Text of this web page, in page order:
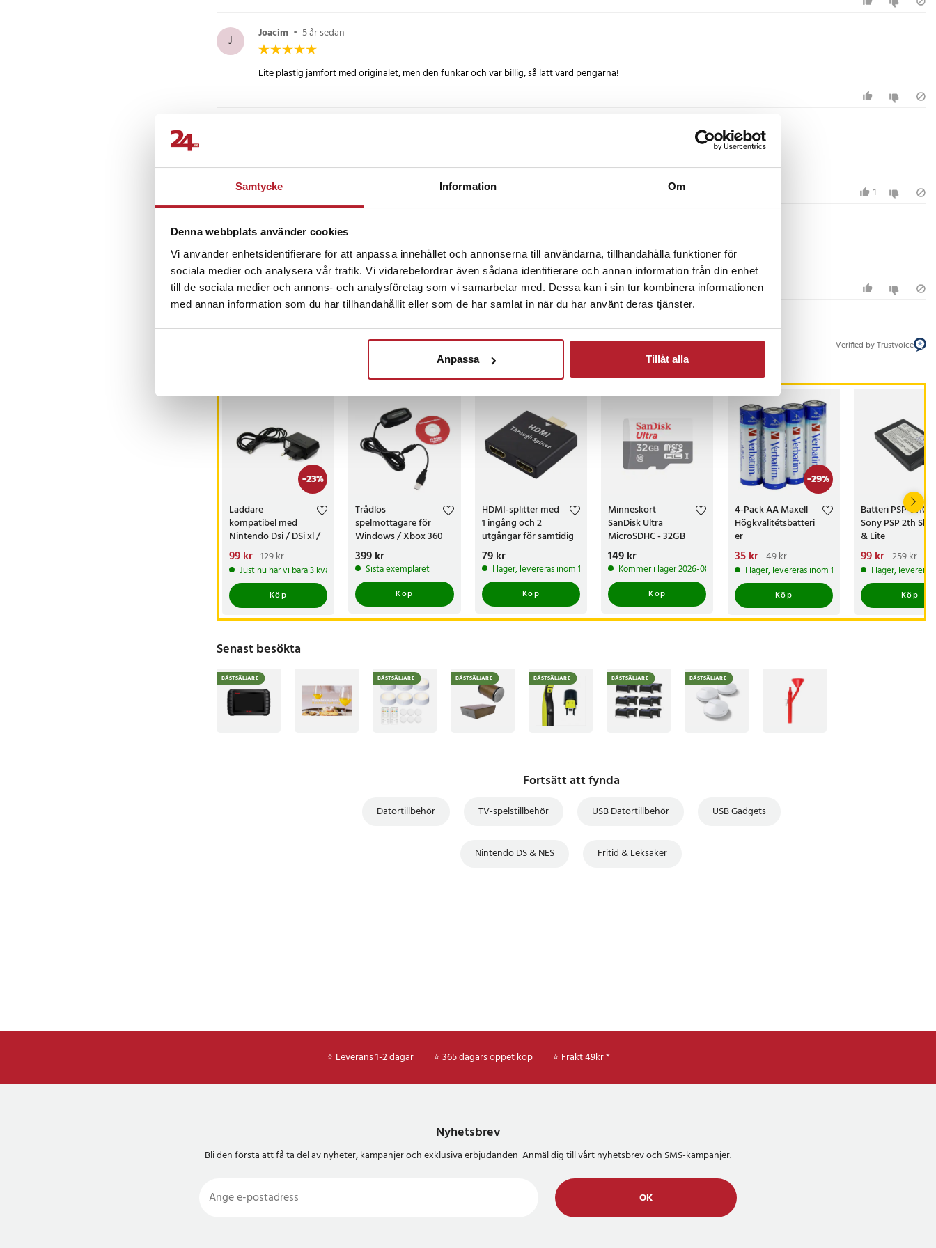
Samtycke Information Om
Denna webbplats använder cookies
Vi använder enhetsidentifierare för att anpassa innehållet och annonserna till användarna, tillhandahålla funktioner för
sociala medier och analysera vår trafik. Vi vidarebefordrar även sådana identifierare och annan information från din enhet
till de sociala medier och annons- och analysföretag som vi samarbetar med. Dessa kan i sin tur kombinera informationen
med annan information som du har tillhandahållit eller som de har samlat in när du har använt deras tjänster.
Anpassa Tillåt alla
J Joacim • 5 år sedan
Lite plastig jämfört med originalet, men den funkar och var billig, så lätt värd pengarna!
Kass, knapparna fungerar inte.
1
P Perra 6 år sedan
Funkar bra. Blev lite fel med leveransen bara men dom gjorde det bästa för att det kom fram. Rekommenderas
Verified by Trustvoice
-23%
Laddare
kompatibel med
Nintendo Dsi / DSi xl /
3DS / New 3DS XL
Nuvarande pris
99 krTidigare pris:
129 kr
99 kr 129 kr
Just nu har vi bara 3 kvar av denna produkt
Köp
Trådlös
spelmottagare för
Windows / Xbox 360
adapter
Pris:399 kr
399 kr
Sista exemplaret
Köp
HDMI-splitter med
1 ingång och 2
utgångar för samtidig
bildvisning
Pris:79 kr
79 kr
I lager, levereras inom 1-2 vardagar
Köp
Minneskort
SanDisk Ultra
MicroSDHC - 32GB
Pris :149 kr
149 kr
Kommer i lager 2026-08-14
Köp
-29%
4-Pack AA Maxell
Högkvalitétsbatteri
er
Nuvarande pris
35 krTidigare pris:49 kr
35 kr 49 kr
I lager, levereras inom 1-2 vardagar
Köp
Batteri PSP-S110
Sony PSP 2th Slim
& Lite
Nuvarande pris
99 krTidigare pris
259 kr
99 kr 259 kr
I lager,
Köp
Senast besökta
BÄSTSÄLJARE BÄSTSÄLJARE BÄSTSÄLJARE BÄSTSÄLJARE BÄSTSÄLJARE BÄSTSÄLJARE
Fortsätt att fynda
Datortillbehör TV-spelstillbehör USB Datortillbehör USB Gadgets
Nintendo DS & NES Fritid & Leksaker
⭐ Leverans 1-2 dagar ⭐ 365 dagars öppet köp ⭐ Frakt 49kr *
Nyhetsbrev
Bli den första att få ta del av nyheter, kampanjer och exklusiva erbjudanden Anmäl dig till vårt nyhetsbrev och SMS-kampanjer.
OK